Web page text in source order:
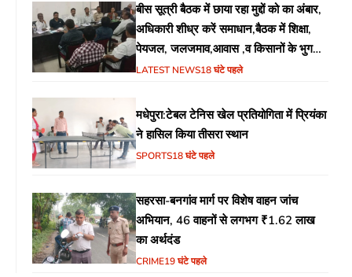
बीस सूत्री बैठक में छाया रहा मुद्दों को का अंबार,
अधिकारी शीध्र करें समाधान,बैठक में शिक्षा,
पेयजल, जलजमाव,आवास ,व किसानों के भुगतान
का उठा मुद्दा
LATEST NEWS18 घंटे पहले
मधेपुरा:टेबल टेनिस खेल प्रतियोगिता में प्रियंका
ने हासिल किया तीसरा स्थान
SPORTS18 घंटे पहले
सहरसा-बनगांव मार्ग पर विशेष वाहन जांच
अभियान, 46 वाहनों से लगभग ₹1.62 लाख
का अर्थदंड
CRIME19 घंटे पहले